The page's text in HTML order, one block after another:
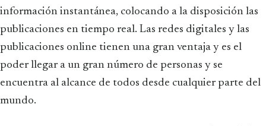
información instantánea, colocando a la disposición las
publicaciones en tiempo real. Las redes digitales y las
publicaciones online tienen una gran ventaja y es el
poder llegar a un gran número de personas y se
encuentra al alcance de todos desde cualquier parte del
mundo.